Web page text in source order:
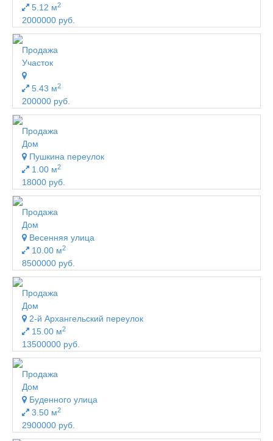
5.12 м2
2000000 руб.
Продажа
Участок
5.43 м2
200000 руб.
Продажа
Дом
Пушкина переулок
1.00 м2
18000 руб.
Продажа
Дом
Весенняя улица
10.00 м2
8500000 руб.
Продажа
Дом
2-й Архангельский переулок
15.00 м2
13500000 руб.
Продажа
Дом
Буденного улица
3.50 м2
2900000 руб.